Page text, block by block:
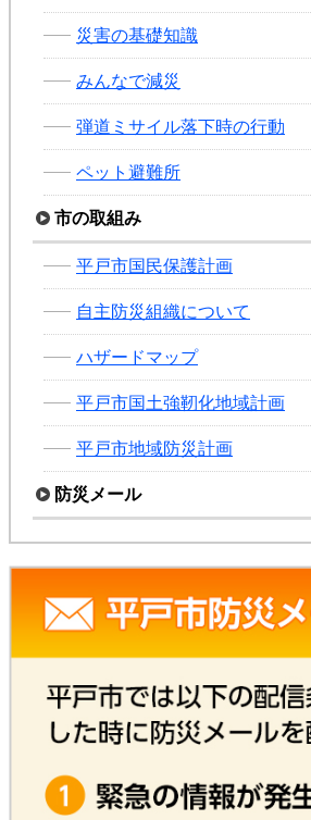
災害の基礎知識
みんなで減災
弾道ミサイル落下時の行動
ペット避難所
市の取組み
平戸市国民保護計画
自主防災組織について
ハザードマップ
平戸市国土強靭化地域計画
平戸市地域防災計画
防災メール